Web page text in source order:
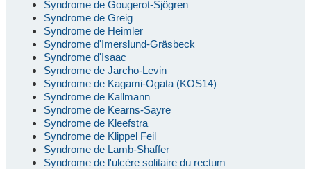
Syndrome de Gougerot-Sjögren
Syndrome de Greig
Syndrome de Heimler
Syndrome d'Imerslund-Gräsbeck
Syndrome d'Isaac
Syndrome de Jarcho-Levin
Syndrome de Kagami-Ogata (KOS14)
Syndrome de Kallmann
Syndrome de Kearns-Sayre
Syndrome de Kleefstra
Syndrome de Klippel Feil
Syndrome de Lamb-Shaffer
Syndrome de l'ulcère solitaire du rectum